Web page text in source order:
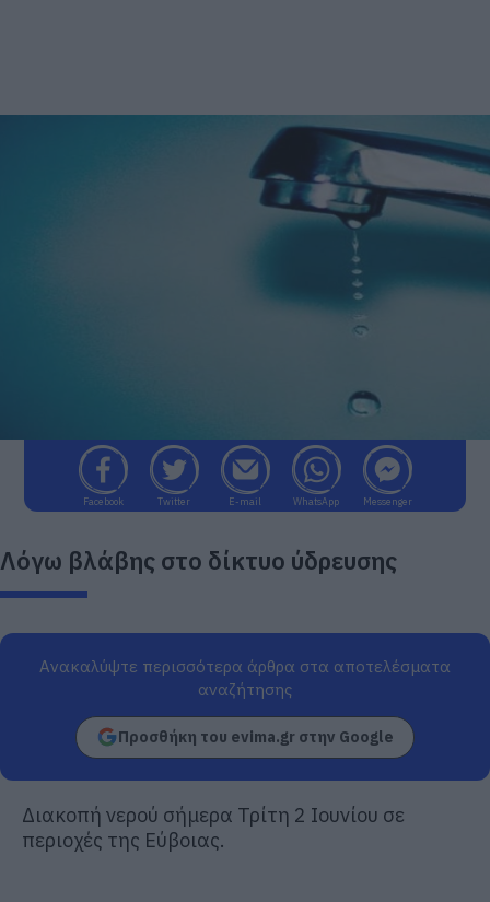
Facebook Twitter E-mail WhatsApp Messenger
Λόγω βλάβης στο δίκτυο ύδρευσης
Ανακαλύψτε περισσότερα άρθρα στα αποτελέσματα
αναζήτησης
Προσθήκη του evima.gr στην Google
Διακοπή νερού σήμερα Τρίτη 2 Ιουνίου σε
περιοχές της Εύβοιας.